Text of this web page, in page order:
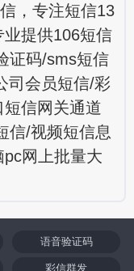
，专注短信13
提供106短信
证码/sms短信
司会员短信/彩
信网关通道
信/视频短信息
网上批量大
语音验证码
彩信群发